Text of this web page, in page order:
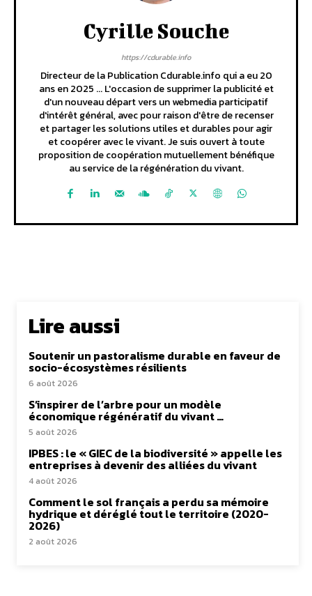
Cyrille Souche
https://cdurable.info
Directeur de la Publication Cdurable.info qui a eu 20
ans en 2025 ... L'occasion de supprimer la publicité et
d'un nouveau départ vers un webmedia participatif
d'intérêt général, avec pour raison d'être de recenser
et partager les solutions utiles et durables pour agir
et coopérer avec le vivant. Je suis ouvert à toute
proposition de coopération mutuellement bénéfique
au service de la régénération du vivant.
Lire aussi
Soutenir un pastoralisme durable en faveur de
socio-écosystèmes résilients
6 août 2026
S’inspirer de l’arbre pour un modèle
économique régénératif du vivant …
5 août 2026
IPBES : le « GIEC de la biodiversité » appelle les
entreprises à devenir des alliées du vivant
4 août 2026
Comment le sol français a perdu sa mémoire
hydrique et déréglé tout le territoire (2020-
2026)
2 août 2026